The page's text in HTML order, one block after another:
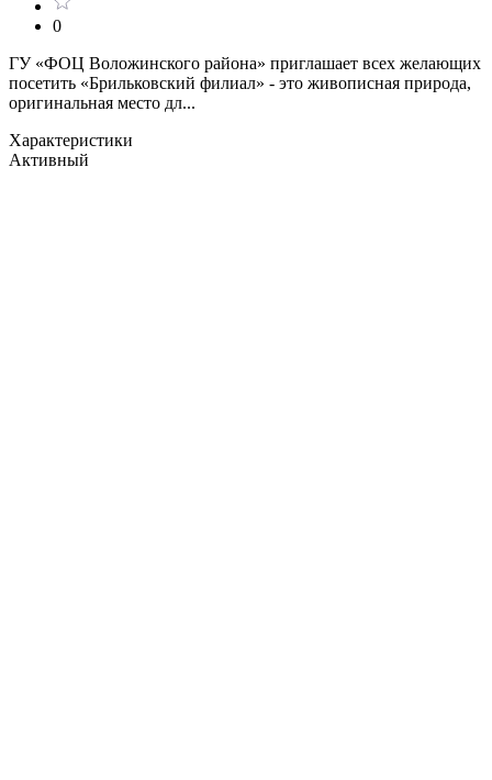
0
ГУ «ФОЦ Воложинского района» приглашает всех желающих
посетить «Брильковский филиал» - это живописная природа,
оригинальная место дл...
Характеристики
Активный